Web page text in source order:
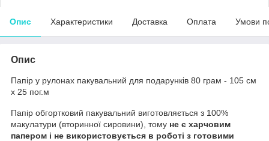
Опис Характеристики Доставка Оплата Умови
Опис
Папір у рулонах пакувальний для подарунків 80 грам - 105 см
х 25 пог.м
Папір обгортковий пакувальний виготовляється з 100%
макулатури (вторинної сировини), тому не є харчовим
папером і не використовується в роботі з готовими